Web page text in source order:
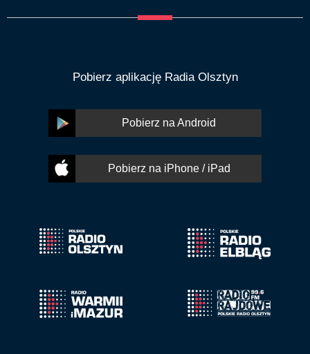
Pobierz aplikację Radia Olsztyn
Pobierz na Android
Pobierz na iPhone / iPad